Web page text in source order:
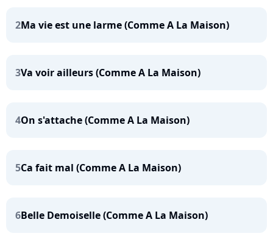
2Ma vie est une larme (Comme A La Maison)
3Va voir ailleurs (Comme A La Maison)
4On s'attache (Comme A La Maison)
5Ca fait mal (Comme A La Maison)
6Belle Demoiselle (Comme A La Maison)